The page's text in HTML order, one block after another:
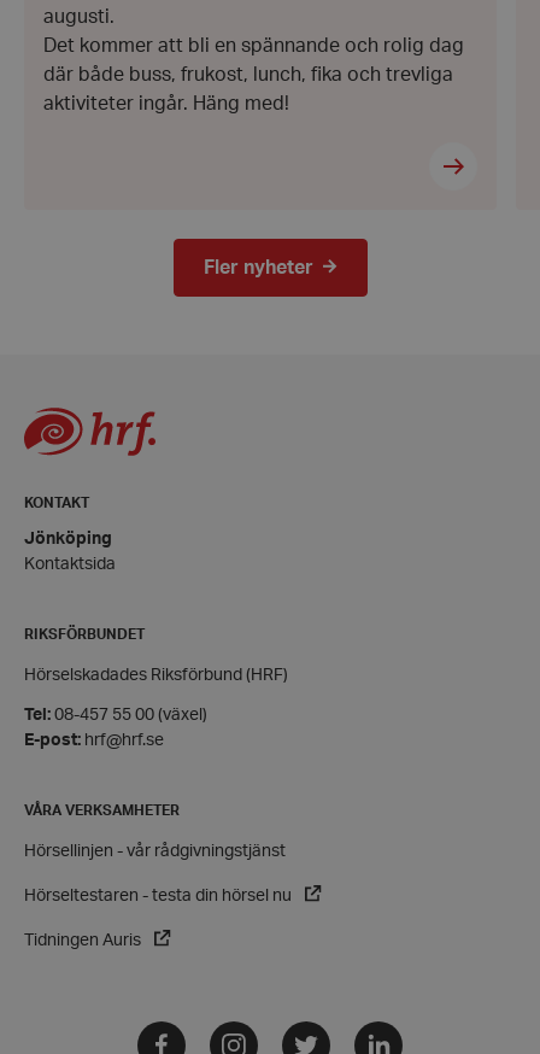
augusti.
Det kommer att bli en spännande och rolig dag
där både buss, frukost, lunch, fika och trevliga
aktiviteter ingår. Häng med!
Fler nyheter
KONTAKT
Jönköping
Kontaktsida
RIKSFÖRBUNDET
Hörselskadades Riksförbund (HRF)
Tel: 08-457 55 00 (växel)
E-post: hrf@hrf.se
VÅRA VERKSAMHETER
Hörsellinjen - vår rådgivningstjänst
Hörseltestaren - testa din hörsel nu
Tidningen Auris
FacebookInstagramTwitter LinkedIn
Funktioner
Strikt nödvändiga kakor tillåter
kärnwebbplatsfunktioner som användarinloggning
hrf-popup-closed-*
wordpress_test_cookie
Privacy Policy